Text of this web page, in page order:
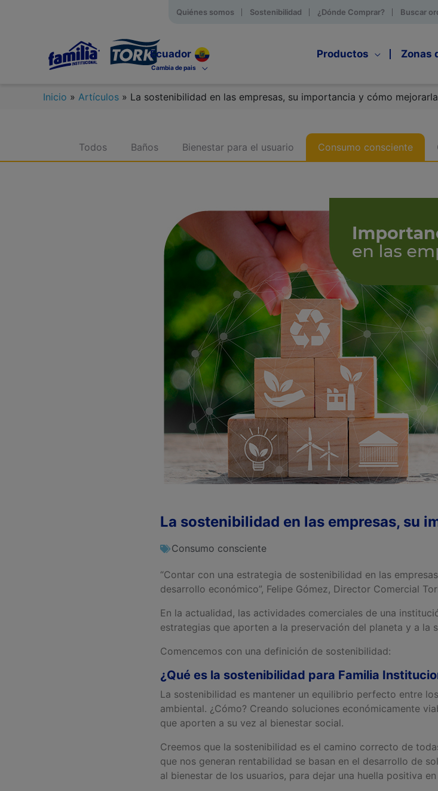
Quiénes somos Sostenibilidad ¿Dónde Comprar? Buscar
Cambia de pais
Productos Zonas
Inicio » Artículos » La sostenibilidad en las empresas, su importancia y cómo mejorarla
Todos Baños Bienestar para el usuario Consumo consciente
La sostenibilidad en las empresas, su
Consumo consciente
“Contar con una estrategia de sostenibilidad en las
desarrollo económico”, Felipe Gómez, Director Comercial
En la actualidad, las actividades comerciales de una
estrategias que aporten a la preservación del planeta y a la
Comencemos con una definición de sostenibilidad:
¿Qué es la sostenibilidad para Familia
La sostenibilidad es mantener un equilibrio perfecto entre
ambiental. ¿Cómo? Creando soluciones económicamente
que aporten a su vez al bienestar social.
Creemos que la sostenibilidad es el camino correcto de
que nos generan rentabilidad se basan en el desarrollo de
al bienestar de los usuarios, para dejar una huella positiva